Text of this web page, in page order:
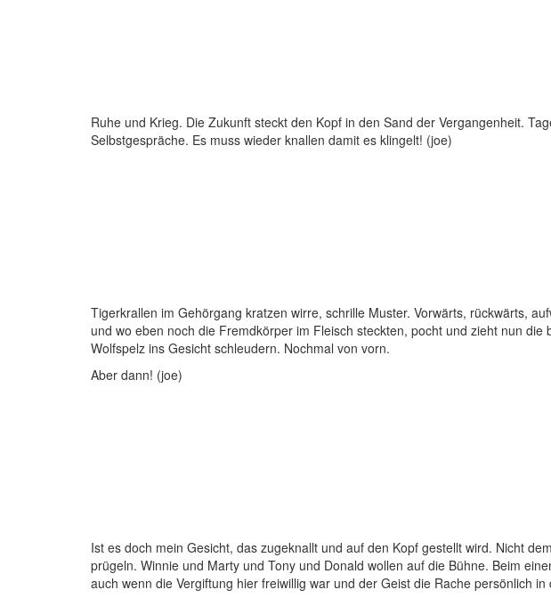
Ruhe und Krieg. Die Zukunft steckt den Kopf in den Sand der Vergangenheit.
Selbstgespräche. Es muss wieder knallen damit es klingelt! (joe)
Tigerkrallen im Gehörgang kratzen wirre, schrille Muster. Vorwärts, rückwärts,
und wo eben noch die Fremdkörper im Fleisch steckten, pocht und zieht nun
Wolfspelz ins Gesicht schleudern. Nochmal von vorn.
Aber dann! (joe)
Ist es doch mein Gesicht, das zugeknallt und auf den Kopf gestellt wird. Nicht
prügeln. Winnie und Marty und Tony und Donald wollen auf die Bühne. Beim
auch wenn die Vergiftung hier freiwillig war und der Geist die Rache persönlich